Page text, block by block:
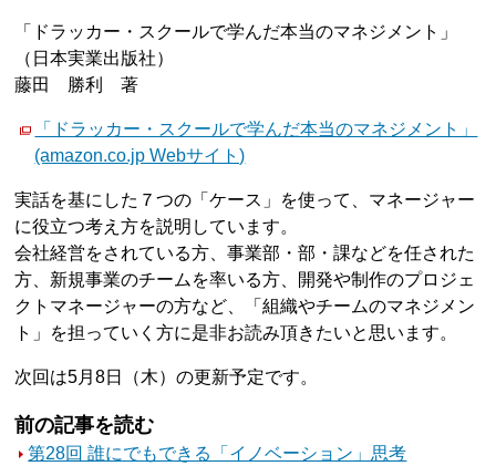
「ドラッカー・スクールで学んだ本当のマネジメント」
（日本実業出版社）
藤田 勝利 著
「ドラッカー・スクールで学んだ本当のマネジメント」
(amazon.co.jp Webサイト)
実話を基にした７つの「ケース」を使って、マネージャー
に役立つ考え方を説明しています。
会社経営をされている方、事業部・部・課などを任された
方、新規事業のチームを率いる方、開発や制作のプロジェ
クトマネージャーの方など、「組織やチームのマネジメン
ト」を担っていく方に是非お読み頂きたいと思います。
次回は5月8日（木）の更新予定です。
前の記事を読む
第28回 誰にでもできる「イノベーション」思考